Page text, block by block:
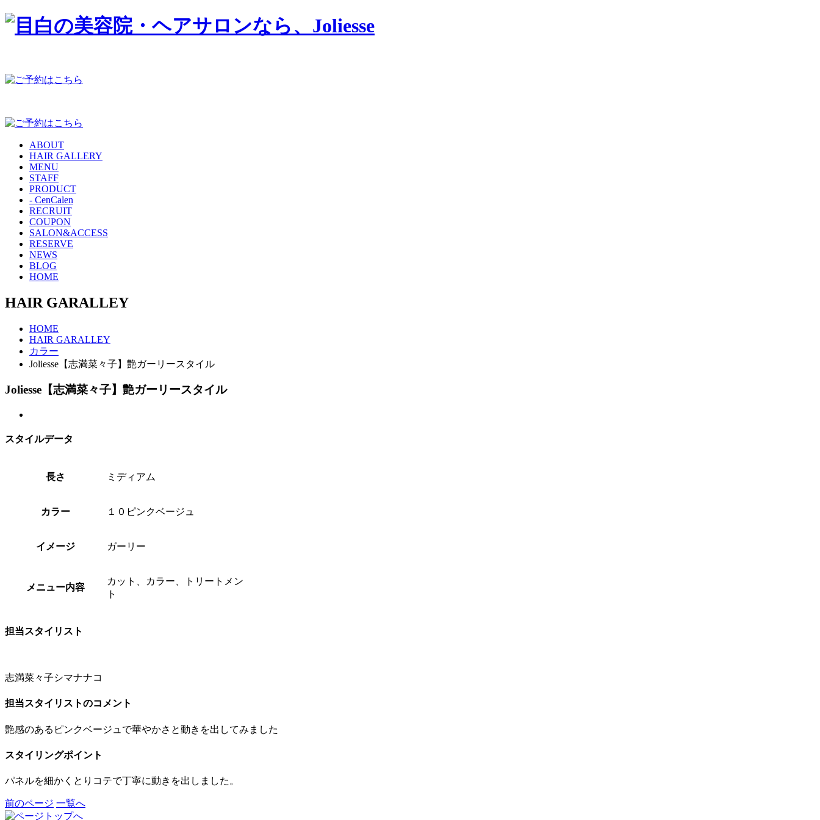
ABOUT
HAIR GALLERY
MENU
STAFF
PRODUCT
- CenCalen
RECRUIT
COUPON
SALON&ACCESS
RESERVE
NEWS
BLOG
HOME
HAIR GARALLEY
HOME
HAIR GARALLEY
カラー
Joliesse【志満菜々子】艶ガーリースタイル
Joliesse【志満菜々子】艶ガーリースタイル
スタイルデータ
長さ ミディアム
カラー １０ピンクベージュ
イメージ ガーリー
メニュー内容
カット、カラー、トリートメン
ト
担当スタイリスト
志満菜々子シマナナコ
担当スタイリストのコメント
艶感のあるピンクベージュで華やかさと動きを出してみました
スタイリングポイント
パネルを細かくとりコテで丁寧に動きを出しました。
前のページ 一覧へ